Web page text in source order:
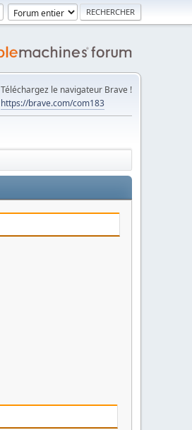
Téléchargez le navigateur Brave !
https://brave.com/com183